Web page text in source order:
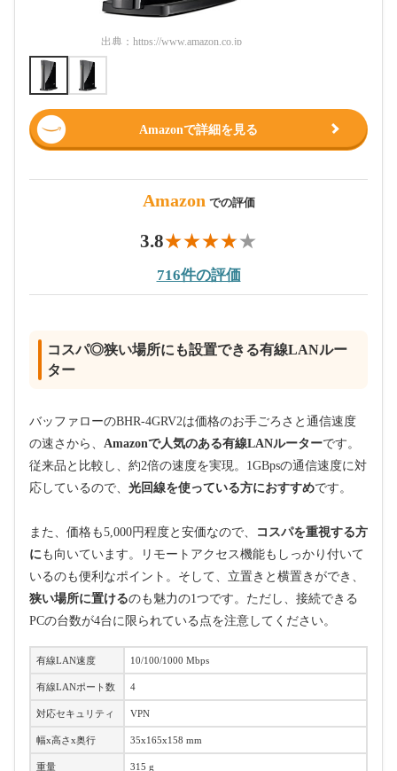
出典： https://www.amazon.co.jp
Amazonで詳細を見る
Amazon での評価
3.8
716件の評価
コスパ◎狭い場所にも設置できる有線LANルー
ター
バッファローのBHR-4GRV2は価格のお手ごろさと通信速度
の速さから、 Amazonで人気のある有線LANルーターです。
従来品と比較し、約2倍の速度を実現。1GBpsの通信速度に対
応しているので、 光回線を使っている方におすすめです。
また、価格も5,000円程度と安価なので、
コスパを重視する方
に も向いています。リモートアクセス機能もしっかり付いて
いるのも便利なポイント。そして、立置きと横置きができ、
狭い場所に置けるのも魅力の1つです。ただし、接続できる
PCの台数が4台に限られている点を注意してください。
有線LAN速度 10/100/1000 Mbps
有線LANポート数 4
対応セキュリティ VPN
幅x高さx奥行 35x165x158 mm
重量 315 g